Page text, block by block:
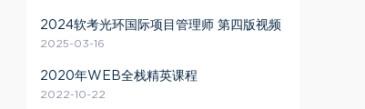
2024软考光环国际项目管理师 第四版视频
2025-03-16
2020年WEB全栈精英课程
2022-10-22